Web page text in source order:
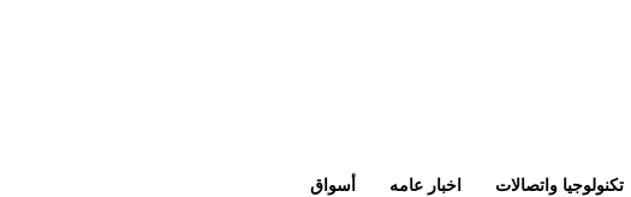
أسواق اخبار عامه تكنولوجيا واتصالات